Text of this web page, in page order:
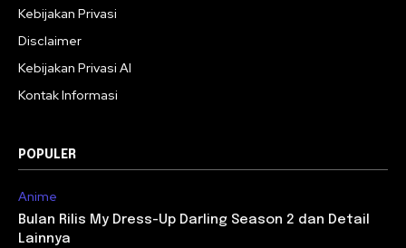
Kebijakan Privasi
Disclaimer
Kebijakan Privasi AI
Kontak Informasi
POPULER
Anime
Bulan Rilis My Dress-Up Darling Season 2 dan Detail
Lainnya